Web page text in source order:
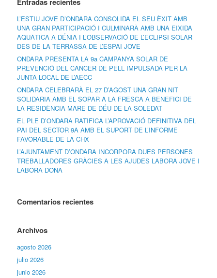
L’ESTIU JOVE D’ONDARA CONSOLIDA EL SEU ÈXIT AMB
UNA GRAN PARTICIPACIÓ I CULMINARÀ AMB UNA EIXIDA
AQUÀTICA A DÉNIA I L’OBSERVACIÓ DE L’ECLIPSI SOLAR
DES DE LA TERRASSA DE L’ESPAI JOVE
ONDARA PRESENTA LA 9a CAMPANYA SOLAR DE
PREVENCIÓ DEL CÀNCER DE PELL IMPULSADA PER LA
JUNTA LOCAL DE L’AECC
ONDARA CELEBRARÀ EL 27 D’AGOST UNA GRAN NIT
SOLIDÀRIA AMB EL SOPAR A LA FRESCA A BENEFICI DE
LA RESIDÈNCIA MARE DE DÉU DE LA SOLEDAT
EL PLE D’ONDARA RATIFICA L’APROVACIÓ DEFINITIVA DEL
PAI DEL SECTOR 9A AMB EL SUPORT DE L’INFORME
FAVORABLE DE LA CHX
L’AJUNTAMENT D’ONDARA INCORPORA DUES PERSONES
TREBALLADORES GRÀCIES A LES AJUDES LABORA JOVE I
LABORA DONA
Comentarios recientes
Archivos
agosto 2026
julio 2026
junio 2026